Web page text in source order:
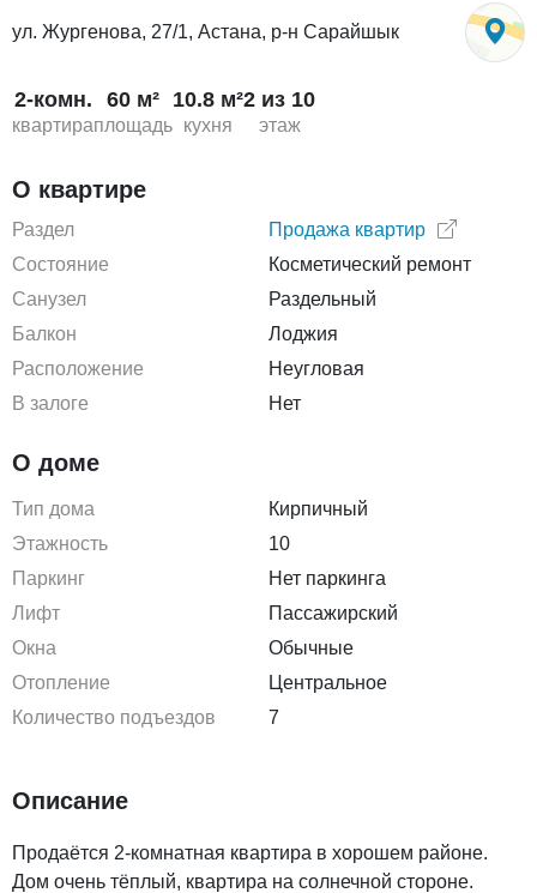
ул. Жургенова, 27/1, Астана, р-н Сарайшык
2-комн.
квартира
60 м²
площадь
10.8 м²
кухня
2 из 10
этаж
О квартире
Раздел
Продажа квартир
Состояние
Косметический ремонт
Санузел
Раздельный
Балкон
Лоджия
Расположение
Неугловая
В залоге
Нет
О доме
Тип дома
Кирпичный
Этажность
10
Паркинг
Нет паркинга
Лифт
Пассажирский
Окна
Обычные
Отопление
Центральное
Количество подъездов
7
Описание
Продаётся 2-комнатная квартира в хорошем районе.
Дом очень тёплый, квартира на солнечной стороне.